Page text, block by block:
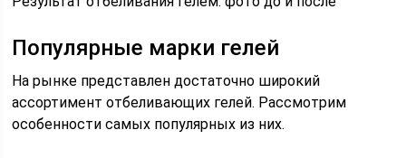
Популярные марки гелей
На рынке представлен достаточно широкий
ассортимент отбеливающих гелей. Рассмотрим
особенности самых популярных из них.